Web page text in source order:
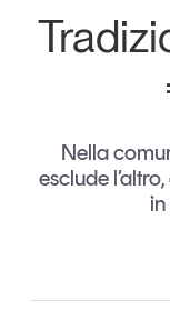
Retail e
Grandi
Nella
esclude